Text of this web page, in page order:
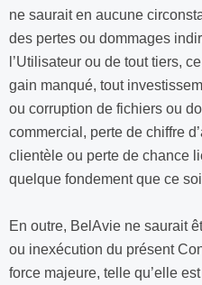
ne saurait en aucune
des pertes ou dommages
l’Utilisateur ou de tout tiers,
gain manqué, tout
ou corruption de fichiers ou
commercial, perte de chiffre
clientèle ou perte de chance
quelque fondement que ce
En outre, BelAvie ne saurait
ou inexécution du présent
force majeure, telle qu’elle